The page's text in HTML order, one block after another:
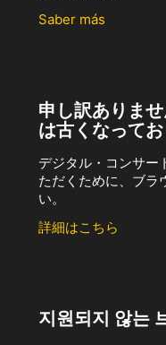
Saber más
申し訳ありま
は古くなって
デジタル・コンサー
ただくために、ブラ
い。
詳細はこちら
지원되지 않는